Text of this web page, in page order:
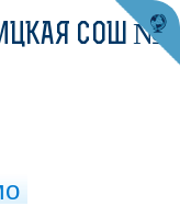
СОШ №